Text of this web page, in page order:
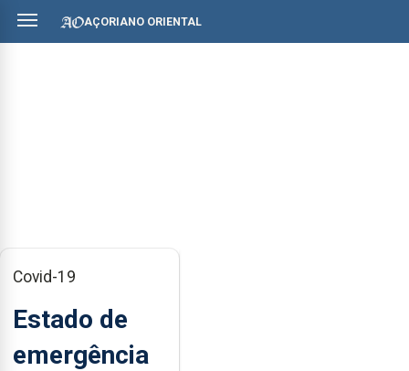
AÇORIANO ORIENTAL
Covid-19
Estado de
emergência